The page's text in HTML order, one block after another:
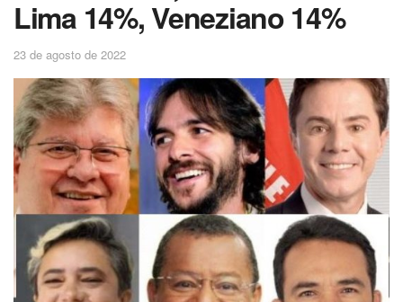
Lima 14%, Veneziano 14%
23 de agosto de 2022